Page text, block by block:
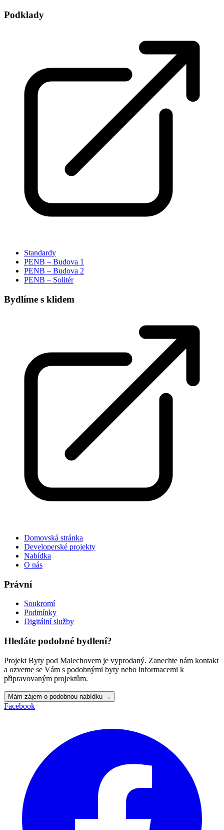
Podklady
Standardy
PENB – Budova 1
PENB – Budova 2
PENB – Solitér
Bydlíme s klidem
Domovská stránka
Developerské projekty
Nabídka
O nás
Právní
Soukromí
Podmínky
Digitální služby
Hledáte podobné bydlení?
Projekt Byty pod Malechovem je vyprodaný. Zanechte nám kontakt
a ozveme se Vám s podobnými byty nebo informacemi k
připravovaným projektům.
Mám zájem o podobnou nabídku →
Facebook